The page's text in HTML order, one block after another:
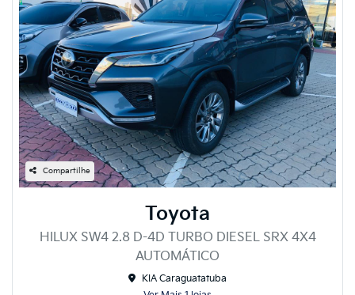
Compartilhe
Toyota
HILUX SW4 2.8 D-4D TURBO DIESEL SRX 4X4
AUTOMÁTICO
KIA Caraguatatuba